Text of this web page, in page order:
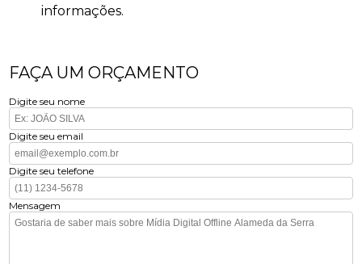
informações.
FAÇA UM ORÇAMENTO
Digite seu nome
Digite seu email
Digite seu telefone
Mensagem